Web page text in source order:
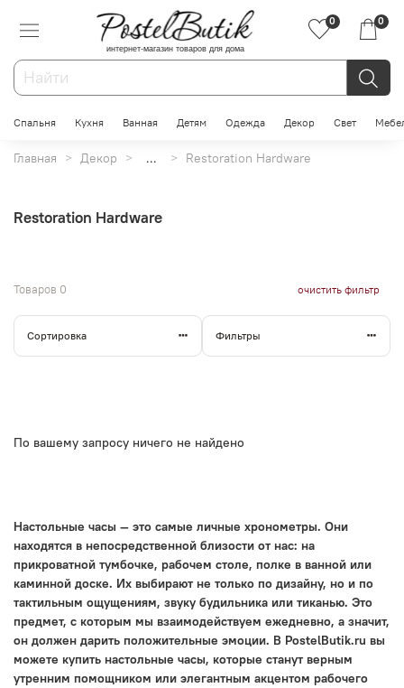
интернет-магазин товаров для дома
0 0
Спальня Кухня Ванная Детям Одежда Декор Свет
Главная Декор ... Restoration Hardware
Restoration Hardware
Товаров 0 очистить фильтр
Сортировка Фильтры
По вашему запросу ничего не найдено
Настольные часы — это самые личные хронометры. Они
находятся в непосредственной близости от нас: на
прикроватной тумбочке, рабочем столе, полке в ванной или
каминной доске. Их выбирают не только по дизайну, но и по
тактильным ощущениям, звуку будильника или тиканью. Это
предмет, с которым мы взаимодействуем ежедневно, а значит,
он должен дарить положительные эмоции. В PostelButik.ru вы
можете купить настольные часы, которые станут верным
утренним помощником или элегантным акцентом рабочего